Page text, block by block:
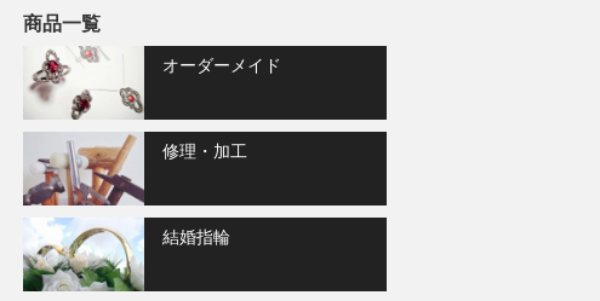
商品一覧
オーダーメイド
修理・加工
結婚指輪